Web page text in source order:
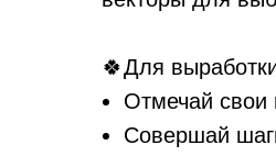
🍀Для
Отмечай свои
Совершай